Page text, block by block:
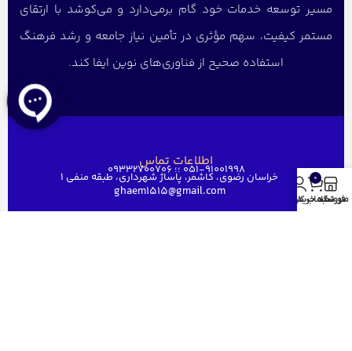
مسیر توسعه خدمات خود گام برمی‌دارد و می‌کوشد با ارتقای
مستمر کیفیت، سهم مؤثری در تأمین نیاز جامعه و رشد فرهنگ
استفاده صحیح از فناوری‌های نوین ایفا کند.
اطلاعات تماس051-91001998 ؛؛ 09332700706
خراسان رضوی، کاشمر، پاساژ شهرداری، طبقه منفی ۱
ghaem1515@gmail.com منوفروشگاه
0
سبد خرید
حساب کاربری من